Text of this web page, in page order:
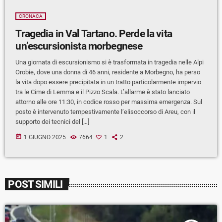
CRONACA
Tragedia in Val Tartano. Perde la vita
un’escursionista morbegnese
Una giornata di escursionismo si è trasformata in tragedia nelle Alpi
Orobie, dove una donna di 46 anni, residente a Morbegno, ha perso
la vita dopo essere precipitata in un tratto particolarmente impervio
tra le Cime di Lemma e il Pizzo Scala. L’allarme è stato lanciato
attorno alle ore 11:30, in codice rosso per massima emergenza. Sul
posto è intervenuto tempestivamente l’elisoccorso di Areu, con il
supporto dei tecnici del […]
today 1 GIUGNO 2025 7664 1 2
POST SIMILI